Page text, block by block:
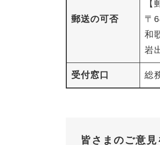
郵送の可否
【
〒
和
岩
受付窓口 総
皆さまのご意